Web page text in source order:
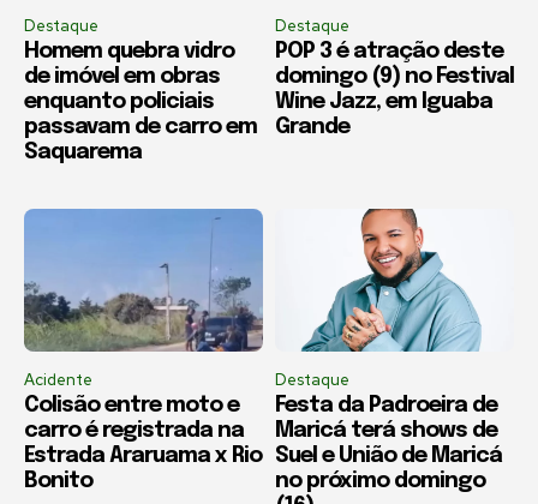
Destaque
Homem quebra vidro
de imóvel em obras
enquanto policiais
passavam de carro em
Saquarema
Destaque
POP 3 é atração deste
domingo (9) no Festival
Wine Jazz, em Iguaba
Grande
Acidente
Colisão entre moto e
carro é registrada na
Estrada Araruama x Rio
Bonito
Destaque
Festa da Padroeira de
Maricá terá shows de
Suel e União de Maricá
no próximo domingo